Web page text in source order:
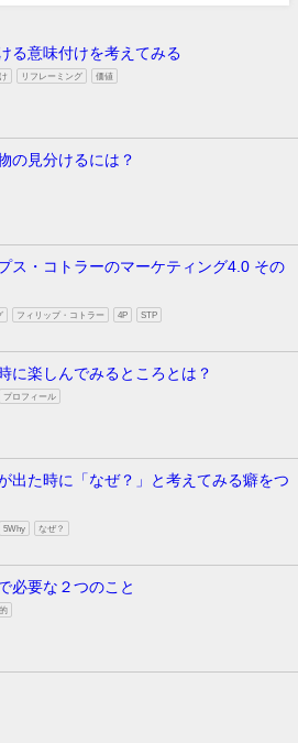
る意味付けを考えてみる
リフレーミング 価値
の見分けるには？
ス・コトラーのマーケティング4.0 その
フィリップ・コトラー 4P STP
に楽しんでみるところとは？
プロフィール
出た時に「なぜ？」と考えてみる癖をつ
5Why なぜ？
必要な２つのこと